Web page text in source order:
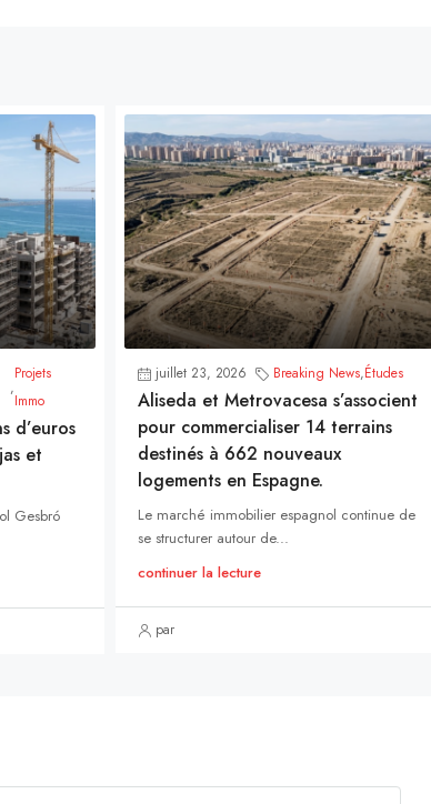
,
Projets
Immo
d’euros
et
Gesbró
juillet 23, 2026 Breaking News,Études
Aliseda et Metrovacesa s’associent
pour commercialiser 14 terrains
destinés à 662 nouveaux
logements en Espagne.
Le marché immobilier espagnol continue de
se structurer autour de...
continuer la lecture
par